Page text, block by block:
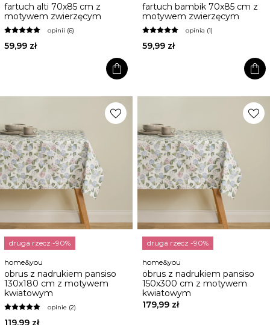
fartuch alti 70x85 cm z
motywem zwierzęcym
opinii (6)
59,99 zł
shopping_bag
fartuch bambik 70x85 cm z
motywem zwierzęcym
opinia (1)
59,99 zł
shopping_bag
favorite
druga rzecz -90%
home&you
obrus z nadrukiem pansiso
130x180 cm z motywem
kwiatowym
opinie (2)
119,99 zł
favorite
druga rzecz -90%
home&you
obrus z nadrukiem pansiso
150x300 cm z motywem
kwiatowym
179,99 zł